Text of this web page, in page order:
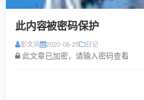
此内容被密码保护
彭文凤 2020-06-25 日记
此文章已加密，请输入密码查看